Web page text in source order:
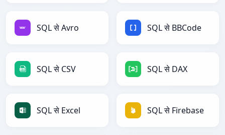
SQL से Avro SQL से BBCode
SQL से CSV SQL से DAX
SQL से Excel SQL से Firebase